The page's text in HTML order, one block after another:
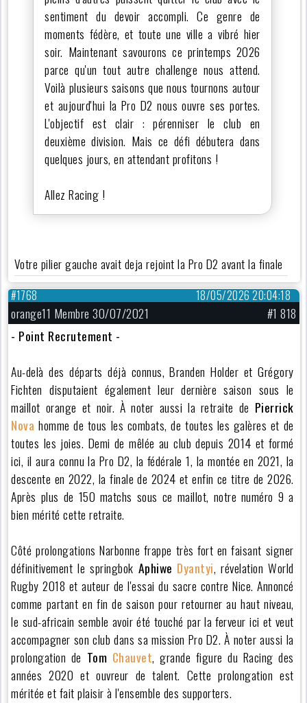
sentiment du devoir accompli. Ce genre de
moments fédère, et toute une ville a vibré hier
soir. Maintenant savourons ce printemps 2026
parce qu'un tout autre challenge nous attend.
Voilà plusieurs saisons que nous tournons autour
et aujourd'hui la Pro D2 nous ouvre ses portes.
L'objectif est clair : pérenniser le club en
deuxième division. Mais ce défi débutera dans
quelques jours, en attendant profitons !
Allez Racing !
Votre pilier gauche avait deja rejoint la Pro D2 avant la finale
18/05/2026 20:04:18
#1768
orange11 Membre 30/07/2021
#1 818
- Point Recrutement -
Au-delà des départs déjà connus, Branden Holder et Grégory
Fichten disputaient également leur dernière saison sous le
maillot orange et noir. À noter aussi la retraite de Pierrick
Nova homme de tous les combats, de toutes les galères et de
toutes les joies. Demi de mêlée au club depuis 2014 et formé
ici, il aura connu la Pro D2, la fédérale 1, la montée en 2021, la
descente en 2022, la finale de 2024 et enfin ce titre de 2026.
Après plus de 150 matchs sous ce maillot, notre numéro 9 a
bien mérité cette retraite.
Côté prolongations Narbonne frappe très fort en faisant signer
définitivement le springbok Aphiwe Dyantyi, révelation World
Rugby 2018 et auteur de l'essai du sacre contre Nice. Annoncé
comme partant en fin de saison pour retourner au haut niveau,
le sud-africain semble avoir été touché par la ferveur ici et veut
accompagner son club dans sa mission Pro D2. À noter aussi la
prolongation de Tom Chauvet, grande figure du Racing des
années 2020 et ouvreur de talent. Cette prolongation est
méritée et fait plaisir à l'ensemble des supporters.